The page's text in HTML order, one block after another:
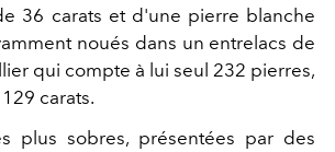
36 carats et d'une pierre blanche
noués dans un entrelacs de
qui compte à lui seul 232 pierres,
carats.
plus sobres, présentées par des